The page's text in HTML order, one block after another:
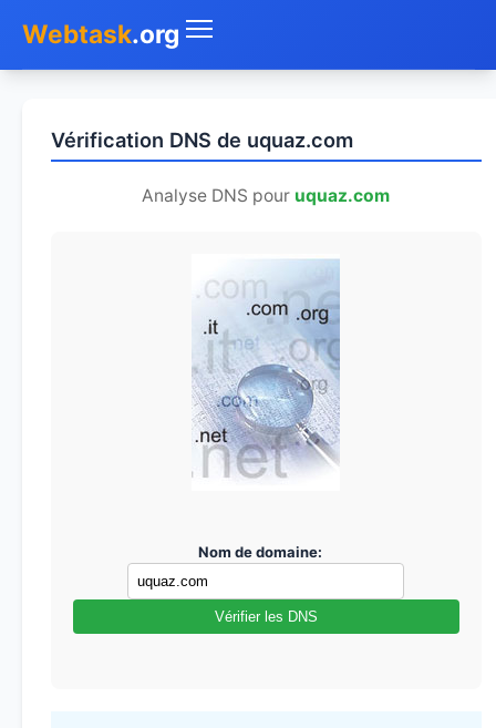
Webtask.org
Whois
Vérification DNS de uquaz.com
Analyse DNS pour uquaz.com
Nom de domaine:
Vérifier les DNS